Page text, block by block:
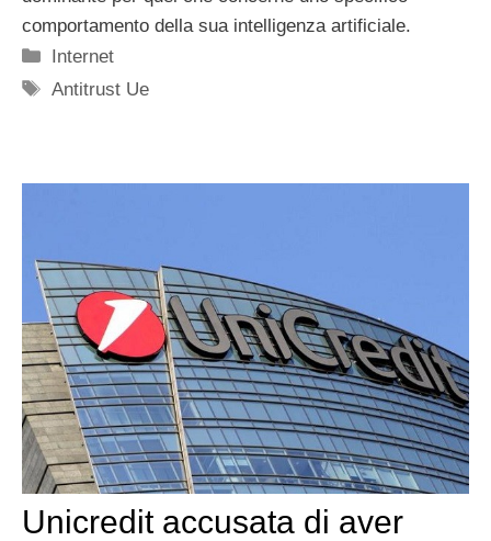
comportamento della sua intelligenza artificiale.
Categorie
Internet
Tag
Antitrust Ue
Unicredit accusata di aver